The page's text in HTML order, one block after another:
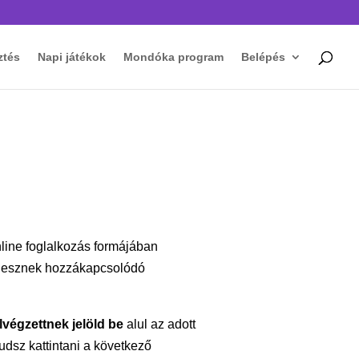
Napi játékok Mondóka program Belépés
foglalkozás formájában
hozzákapcsolódó
jelöld be alul az adott
kattintani a következő